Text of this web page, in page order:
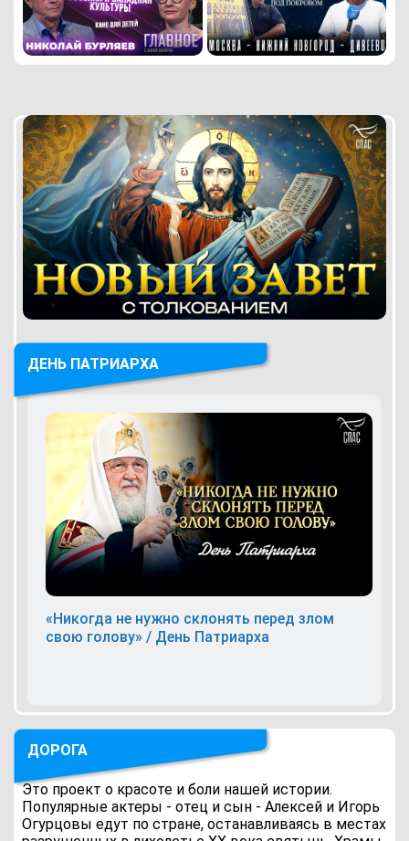
ДЕНЬ ПАТРИАРХА
«Никогда не нужно склонять перед злом
свою голову» / День Патриарха
ДОРОГА
Это проект о красоте и боли нашей истории.
Популярные актеры - отец и сын - Алексей и Игорь
Огурцовы едут по стране, останавливаясь в местах